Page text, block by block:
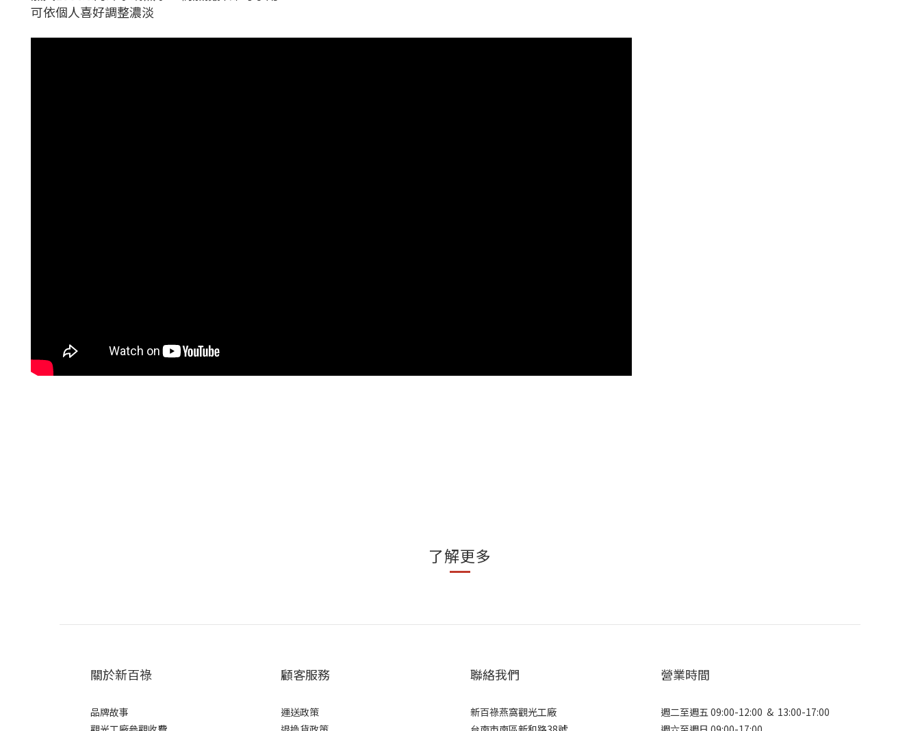
可依個人喜好調整濃淡
了解更多
關於新百祿
品牌故事
顧客服務
運送政策
聯絡我們
新百祿燕窩觀光工廠
營業時間
週二至週五 09:00-12:00 & 13:00-17:00